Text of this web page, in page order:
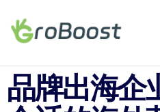
品牌出海企